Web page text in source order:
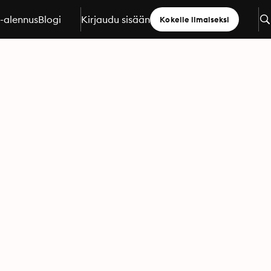
Blogi Kirjaudu sisään Kokeile ilmaiseksi